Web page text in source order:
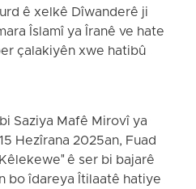
ê xelkê Dîwanderê ji
Îslamî ya Îranê ve hate
çalakiyên xwe hatibû
Saziya Mafê Mirovî ya
Hezîrana 2025an, Fuad
ê ser bi bajarê
bo îdareya Îtilaatê hatiye